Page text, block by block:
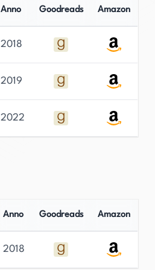
Anno Goodreads Amazon
2018
2019
2022
Anno Goodreads Amazon
2018